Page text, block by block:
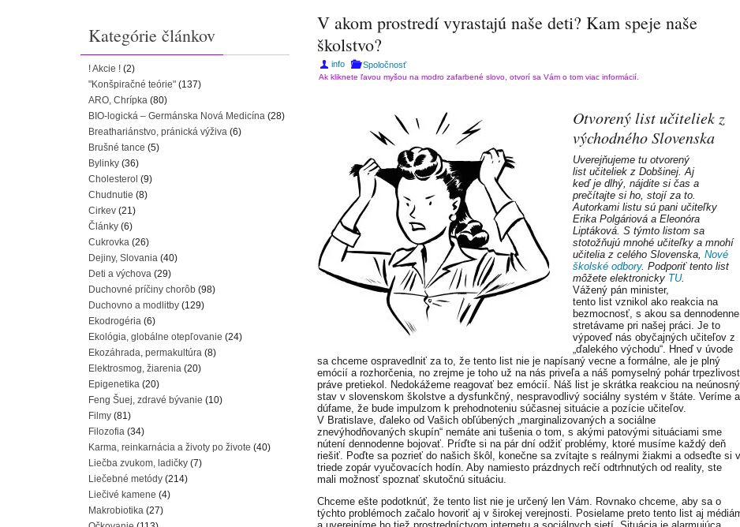
V akom prostredí vyrastajú naše deti? Kam speje naše
školstvo?
info Spoločnosť
Ak kliknete ľavou myšou na modro zafarbené slovo, otvorí sa Vám o tom viac informácií.
Otvorený list učiteliek z
východného Slovenska
Uverejňujeme tu otvorený
list učiteliek z Dobšinej. Aj
keď je dlhý, nájdite si čas a
prečítajte si ho, stojí za to.
Autorkami listu sú pani učiteľky
Erika Polgáriová a Eleonóra
Liptáková. S týmto listom sa
stotožňujú mnohé učiteľky a mnohí
učitelia z celého Slovenska, Nové
školské odbory. Podporiť tento list
môžete elektronicky TU.
Vážený pán minister,
tento list vznikol ako reakcia na
bezmocnosť, s akou sa dennodenne
stretávame pri našej práci. Je to
výpoveď nás obyčajných učiteľov z
„ďalekého východu“. Hneď v úvode
sa chceme ospravedlniť za to, že tento list nie je napísaný vecne a formálne, ale je plný
emócií a rozhorčenia, no zrejme je toho už na nás priveľa a náš pomyselný pohár
práve pretiekol. Nedokážeme reagovať bez emócií. Náš list je skrátka reakciou na neúnosný
stav v slovenskom školstve a dysfunkčný, nespravodlivý sociálny systém v štáte. Veríme a
dúfame, že bude impulzom k prehodnoteniu súčasnej situácie a pozície učiteľov.
V Bratislave, ďaleko od Vašich obľúbených „marginalizovaných a sociálne
znevýhodňovaných skupín“ nemáte ani tušenia o tom, s akými patovými situáciami sme
nútení dennodenne bojovať. Príďte si na pár dní odžiť problémy, ktoré musíme každý deň
riešiť. Poďte sa pozrieť do našich škôl, konečne sa zvítajte s reálnymi žiakmi a odseďte si v
triede zopár vyučovacích hodín. Aby namiesto prázdnych rečí odtrhnutých od reality, ste
mali možnosť spoznať skutočnú situáciu.
Chceme ešte podotknúť, že tento list nie je určený len Vám. Rovnako chceme, aby sa o
týchto problémoch začalo hovoriť aj v širokej verejnosti. Posielame preto tento list aj
Kategórie článkov
! Akcie ! (2)
"Konšpiračné teórie" (137)
ARO, Chrípka (80)
BIO-logická – Germánska Nová Medicína (28)
Breathariánstvo, pránická výživa (6)
Brušné tance (5)
Bylinky (36)
Cholesterol (9)
Chudnutie (8)
Cirkev (21)
Články (6)
Cukrovka (26)
Dejiny, Slovania (40)
Deti a výchova (29)
Duchovné príčiny chorôb (98)
Duchovno a modlitby (129)
Ekodrogéria (6)
Ekológia, globálne otepľovanie (24)
Ekozáhrada, permakultúra (8)
Elektrosmog, žiarenia (20)
Epigenetika (20)
Feng Šuej, zdravé bývanie (10)
Filmy (81)
Filozofia (34)
Karma, reinkarnácia a životy po živote (40)
Liečba zvukom, ladičky (7)
Liečebné metódy (214)
Liečivé kamene (4)
Makrobiotika (27)